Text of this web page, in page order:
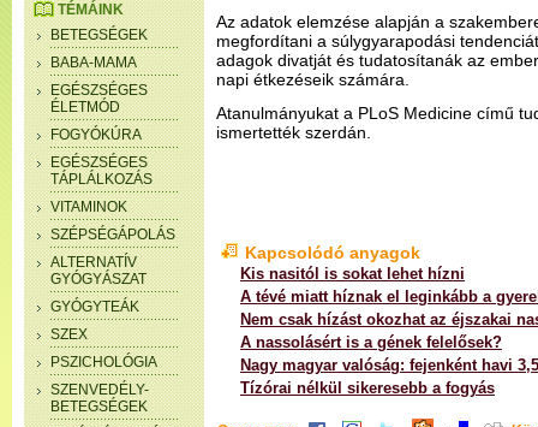
TÉMÁINK
BETEGSÉGEK
BABA-MAMA
EGÉSZSÉGES
ÉLETMÓD
FOGYÓKÚRA
EGÉSZSÉGES
TÁPLÁLKOZÁS
VITAMINOK
SZÉPSÉGÁPOLÁS
ALTERNATÍV
GYÓGYÁSZAT
GYÓGYTEÁK
SZEX
PSZICHOLÓGIA
SZENVEDÉLY-
BETEGSÉGEK
Az adatok elemzése alapján a
megfordítani a súlygyarapodási
adagok divatját és tudatosítanák az
napi étkezéseik számára.
Atanulmányukat a PLoS Medicine című
ismertették szerdán.
Kapcsolódó anyagok
Kis nasitól is sokat lehet hízni
A tévé miatt híznak el leginkább a
Nem csak hízást okozhat az éjszakai
A nassolásért is a gének felelősek?
Nagy magyar valóság: fejenként havi
Tízórai nélkül sikeresebb a fogyás